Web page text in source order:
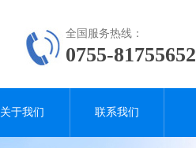
全国服务热线：
0755-81755652
关于我们 联系我们